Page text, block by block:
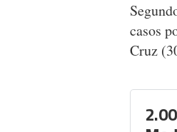
casos
Cruz